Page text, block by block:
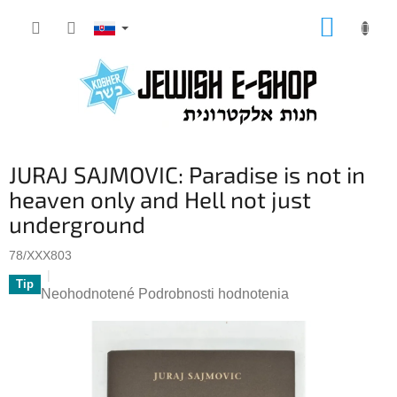
JURAJ SAJMOVIC: Paradise is not in
heaven only and Hell not just
underground
78/XXX803
Tip
Priemerné
Neohodnotené Podrobnosti hodnotenia